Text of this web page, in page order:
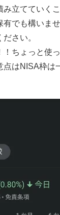
立てていくこ
有でも構いま
さい。
！ちょっと使
点はNISA枠は